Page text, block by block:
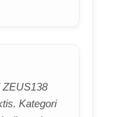
Kategori